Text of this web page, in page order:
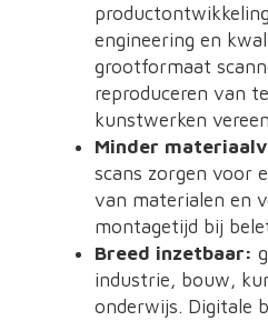
engineering en
grootformaat
reproduceren van
kunstwerken
Minder
scans zorgen voor
van materialen en
montagetijd bij
Breed inzetbaar:
industrie, bouw,
onderwijs. Digitale